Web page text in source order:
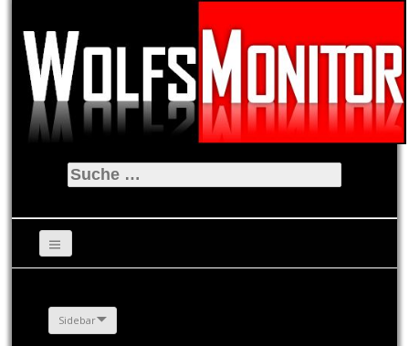
Suche
nach:
Sidebar